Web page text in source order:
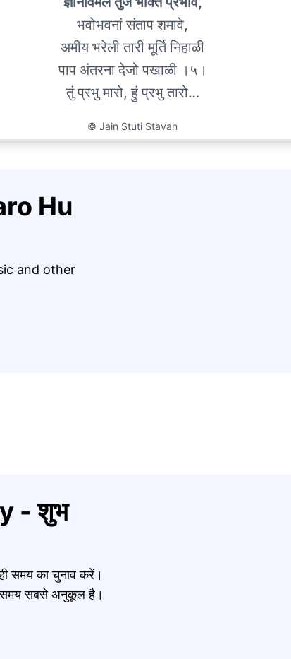
भवोभवनां संताप शमावे,
अमीय भरेली तारी मूर्ति निहाळी
पाप अंतरना देजो पखाळी ।५।
तुं प्रभु मारो, हुं प्रभु तारो…
© Jain Stuti Stavan
Hu
and other
- शुभ
समय का चुनाव करें।
समय सबसे अनुकूल है।